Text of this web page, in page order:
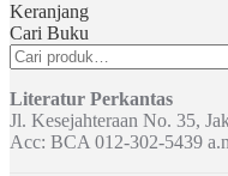
Keranjang
Cari Buku
Pencarian
untuk:
Literatur Perkantas
Jl. Kesejahteraan No. 35,
Acc: BCA 012-302-5439